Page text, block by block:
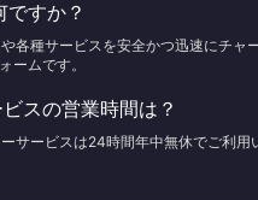
すか？
各種サービスを安全かつ迅速にチャ
ームです。
スの営業時間は？
サービスは24時間年中無休でご利用